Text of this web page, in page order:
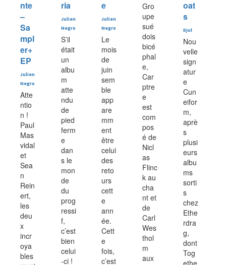
nte
–
Sa
mpl
er+
EP
Julien
Negro
Atte
ntio
n !
Paul
Mas
vidal
et
Sea
n
Rein
ert,
les
deu
x
incr
oya
bles
ria
Julien
Negro
S’il
était
un
albu
m
atte
ndu
de
pied
ferm
e
dan
s le
mon
de
du
prog
ressi
f,
c’est
bien
celui
-ci !
e
Julien
Negro
Le
mois
de
juin
sem
ble
app
are
mm
ent
être
celui
des
reto
urs
cett
e
ann
ée.
Cett
e
fois,
c’est
Gro
upe
sué
dois
bicé
phal
e,
Car
ptre
e
est
com
pos
é de
Nicl
as
Flinc
k au
cha
nt et
de
Carl
Wes
thol
m
aux
oat
s
Djul
Nou
velle
sign
atur
e
Cun
eifor
m,
aprè
s
plusi
eurs
albu
ms
sorti
s
chez
Ethe
rdra
g,
dont
Tog